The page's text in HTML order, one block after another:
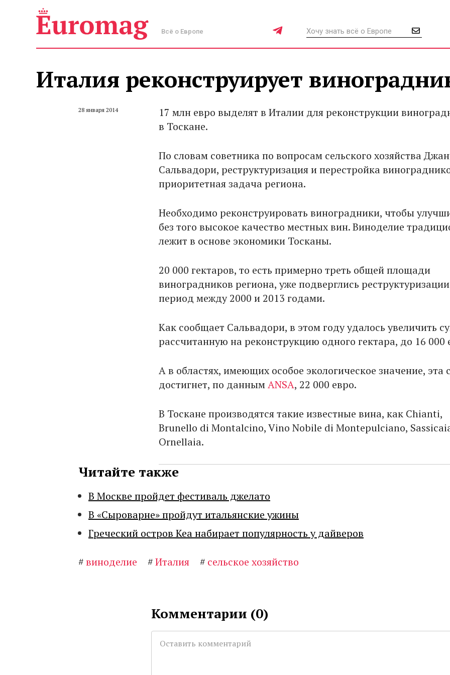
Всё о Европе
Италия реконструирует
28 января 2014
17 млн евро выделят в Италии для реконструкции
в Тоскане.
По словам советника по вопросам сельского хозяйства
Сальвадори, реструктуризация и перестройка
приоритетная задача региона.
Необходимо реконструировать виноградники, чтобы
без того высокое качество местных вин. Виноделие
лежит в основе экономики Тосканы.
20 000 гектаров, то есть примерно треть общей площади
виноградников региона, уже подверглись
период между 2000 и 2013 годами.
Как сообщает Сальвадори, в этом году удалось увеличить
рассчитанную на реконструкцию одного гектара, до 16 000
А в областях, имеющих особое экологическое значение, эта
достигнет, по даннымANSA, 22 000 евро.
В Тоскане производятся такие известные вина, как Chianti,
Brunello di Montalcino, Vino Nobile di Montepulciano,
Ornellaia.
Читайте также
В Москве пройдет фестиваль джелато
В «Сыроварне» пройдут итальянские ужины
Греческий остров Кеа набирает популярность у дайверов
#виноделие #Италия # сельское хозяйство
Комментарии (0)